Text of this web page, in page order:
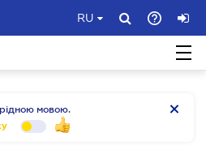
RU
рідною мовою.